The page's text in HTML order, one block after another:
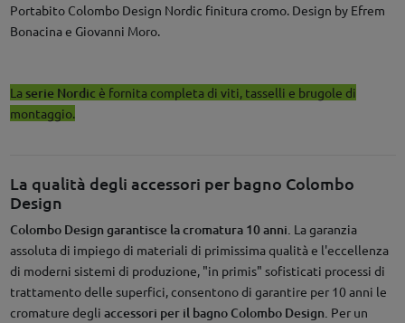
Portabito Colombo Design Nordic finitura cromo. Design by Efrem
Bonacina e Giovanni Moro.
La serie Nordic è fornita completa di viti, tasselli e brugole di
montaggio.
La qualità degli accessori per bagno Colombo
Design
Colombo Design garantisce la cromatura 10 anni. La garanzia
assoluta di impiego di materiali di primissima qualità e l'eccellenza
di moderni sistemi di produzione, "in primis" sofisticati processi di
trattamento delle superfici, consentono di garantire per 10 anni le
cromature degli accessori per il bagno Colombo Design. Per un